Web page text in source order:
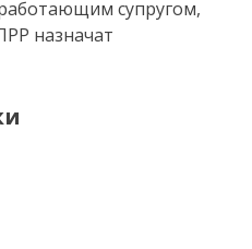
супругом,
назначат